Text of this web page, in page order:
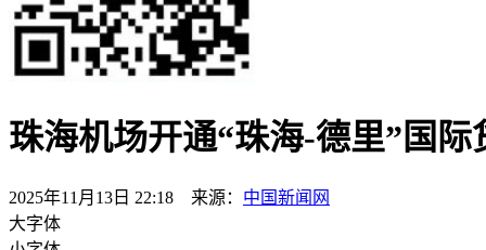
珠海机场开通“珠海-德里”国际
2025年11月13日 22:18 来源： 中国新闻网
大字体